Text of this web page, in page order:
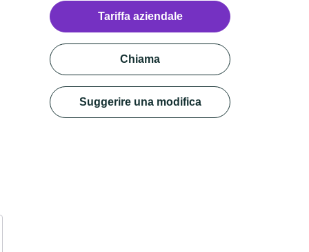
Tariffa aziendale
Chiama
Suggerire una modifica